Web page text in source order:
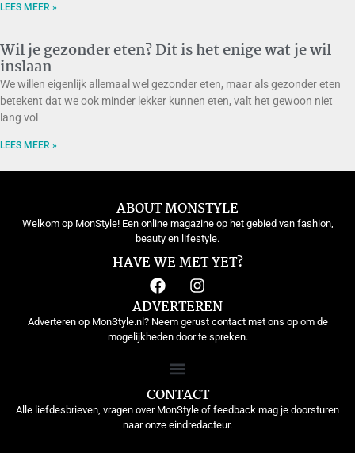
LEES MEER »
Wil je gezonder eten? Dit is het enige wat je wil
inslaan
We willen eigenlijk allemaal wel gezonder eten, maar als gezonder eten
betekent dat we ook minder lekker kunnen eten, valt het gewoon niet
lang vol
LEES MEER »
ABOUT MONSTYLE
Welkom op MonStyle! Een online magazine op het gebied van fashion,
beauty en lifestyle.
HAVE WE MET YET?
ADVERTEREN
Adverteren op MonStyle.nl? Neem gerust contact met ons op om de
mogelijkheden door te spreken.
CONTACT
Alle liefdesbrieven, vragen over MonStyle of feedback mag je doorsturen
naar onze eindredacteur.